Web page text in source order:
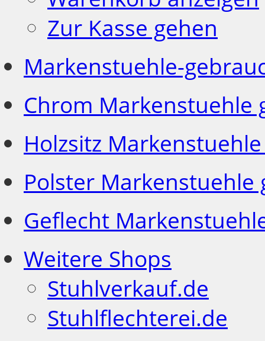
Zur Kasse gehen
Markenstuehle-
Chrom Markenstuehle
Holzsitz
Polster Markenstuehle
Geflecht
Weitere Shops
Stuhlverkauf.de
Stuhlflechterei.de